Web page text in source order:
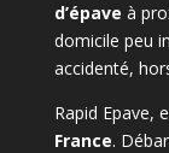
d’épave à
domicile peu
accidenté,
Rapid Epave,
France.